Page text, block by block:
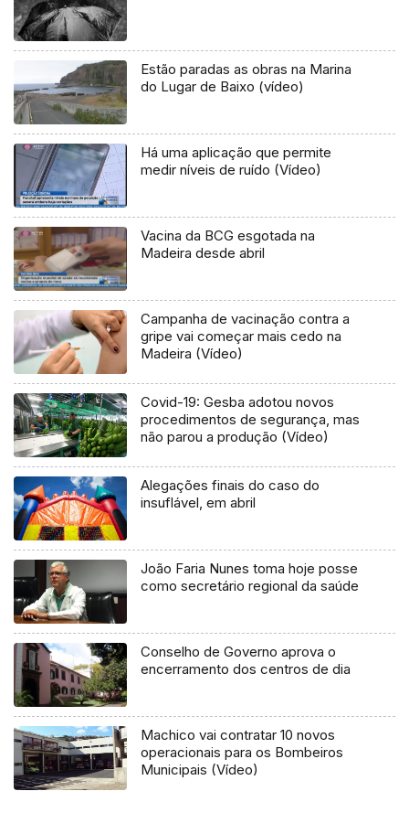
Estão paradas as obras na Marina
do Lugar de Baixo (vídeo)
Há uma aplicação que permite
medir níveis de ruído (Vídeo)
Vacina da BCG esgotada na
Madeira desde abril
Campanha de vacinação contra a
gripe vai começar mais cedo na
Madeira (Vídeo)
Covid-19: Gesba adotou novos
procedimentos de segurança, mas
não parou a produção (Vídeo)
Alegações finais do caso do
insuflável, em abril
João Faria Nunes toma hoje posse
como secretário regional da saúde
Conselho de Governo aprova o
encerramento dos centros de dia
Machico vai contratar 10 novos
operacionais para os Bombeiros
Municipais (Vídeo)